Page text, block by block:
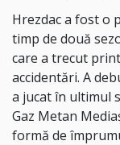
Hrezdac a fost o
timp de două
care a trecut
accidentări. A
a jucat în ultimul
Gaz Metan
formă de